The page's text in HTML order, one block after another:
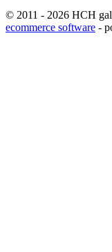
© 2011 - 2026 HCH
ecommerce software -